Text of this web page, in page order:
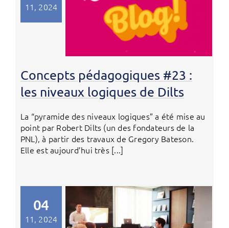
11, 2024
Concepts pédagogiques #23 :
les niveaux logiques de Dilts
La “pyramide des niveaux logiques” a été mise au
point par Robert Dilts (un des fondateurs de la
PNL), à partir des travaux de Gregory Bateson.
Elle est aujourd’hui très [...]
04
11, 2024